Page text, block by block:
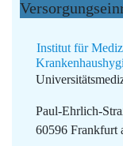
Institut für
Paul-Ehrlich-
60596 Frankfurt